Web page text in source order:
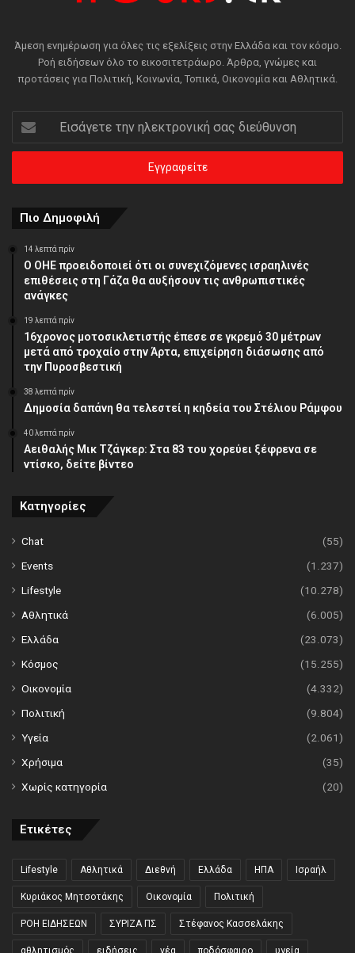
Άμεση ενημέρωση για όλες τις εξελίξεις στην Ελλάδα και τον κόσμο.
Ροή ειδήσεων όλο το εικοσιτετράωρο. Άρθρα, γνώμες και
προτάσεις για Πολιτική, Κοινωνία, Τοπικά, Οικονομία και Αθλητικά.
την
ηλεκτρονική
διεύθυνση
Πιο Δημοφιλή
14 λεπτά πρίν
Ο ΟΗΕ προειδοποιεί ότι οι συνεχιζόμενες ισραηλινές
επιθέσεις στη Γάζα θα αυξήσουν τις ανθρωπιστικές
ανάγκες
19 λεπτά πρίν
16χρονος μοτοσικλετιστής έπεσε σε γκρεμό 30 μέτρων
μετά από τροχαίο στην Άρτα, επιχείρηση διάσωσης από
την Πυροσβεστική
38 λεπτά πρίν
Δημοσία δαπάνη θα τελεστεί η κηδεία του Στέλιου Ράμφου
40 λεπτά πρίν
Αειθαλής Μικ Τζάγκερ: Στα 83 του χορεύει ξέφρενα σε
ντίσκο, δείτε βίντεο
Κατηγορίες
Chat
(55)
Events
(1.237)
Lifestyle
(10.278)
Αθλητικά
(6.005)
Ελλάδα
(23.073)
Κόσμος
(15.255)
Οικονομία
(4.332)
Πολιτική
(9.804)
Υγεία
(2.061)
Χρήσιμα
(35)
Χωρίς κατηγορία
(20)
Ετικέτες
Lifestyle Αθλητικά Διεθνή Ελλάδα ΗΠΑ Ισραήλ
Κυριάκος Μητσοτάκης Οικονομία Πολιτική
ΡΟΗ ΕΙΔΗΣΕΩΝ ΣΥΡΙΖΑ ΠΣ Στέφανος Κασσελάκης
αθλητισμός ειδήσεις νέα ποδόσφαιρο υγεία